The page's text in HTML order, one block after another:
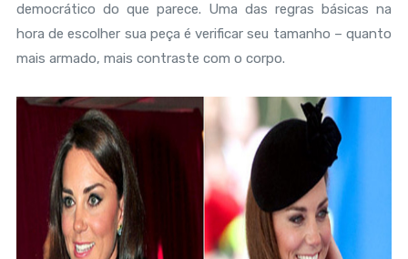
democrático do que parece. Uma das regras básicas na
hora de escolher sua peça é verificar seu tamanho – quanto
mais armado, mais contraste com o corpo.